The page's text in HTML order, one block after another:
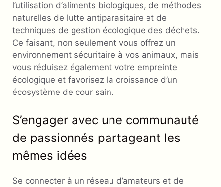
l’utilisation d’aliments biologiques, de méthodes
naturelles de lutte antiparasitaire et de
techniques de gestion écologique des déchets.
Ce faisant, non seulement vous offrez un
environnement sécuritaire à vos animaux, mais
vous réduisez également votre empreinte
écologique et favorisez la croissance d’un
écosystème de cour sain.
S’engager avec une communauté
de passionnés partageant les
mêmes idées
Se connecter à un réseau d’amateurs et de